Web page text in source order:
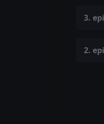
3.
2.